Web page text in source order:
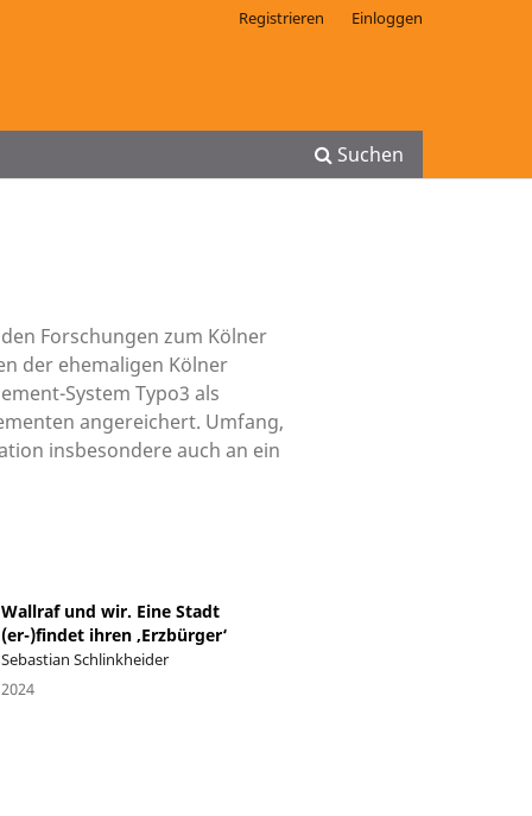
Suchen
Registrieren Einloggen
Forschungen zum Kölner
der ehemaligen Kölner
System Typo3 als
angereichert. Umfang,
insbesondere auch an ein
Wallraf und wir. Eine Stadt
(er-)findet ihren ‚Erzbürger‘
Sebastian Schlinkheider
2024